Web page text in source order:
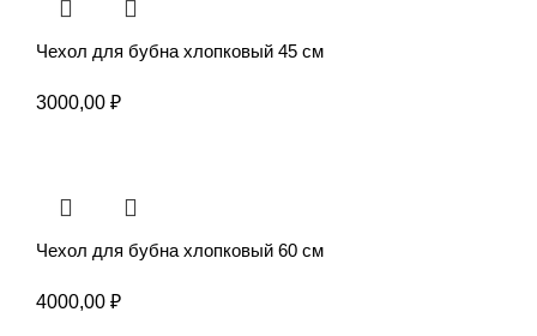
Чехол для бубна хлопковый 45 см
3000,00 ₽
Чехол для бубна хлопковый 60 см
4000,00 ₽